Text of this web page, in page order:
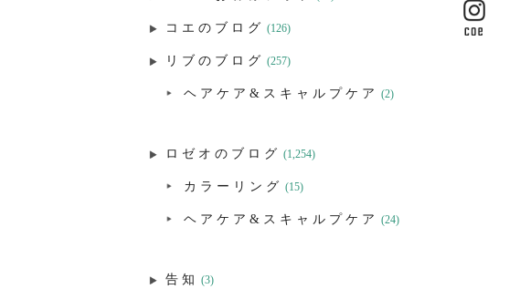
コエのブログ (126)
リブのブログ (257)
ヘアケア&スキャルプケア (2)
ロゼオのブログ (1,254)
カラーリング (15)
ヘアケア&スキャルプケア (24)
告知 (3)